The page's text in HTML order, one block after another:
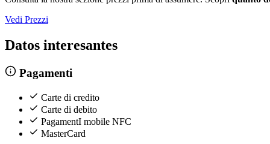
Vedi Prezzi
Datos interesantes
Pagamenti
Carte di credito
Carte di debito
PagamentI mobile NFC
MasterCard